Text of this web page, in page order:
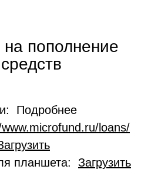
пополнение
Подробнее
loans/
планшета: Загрузить